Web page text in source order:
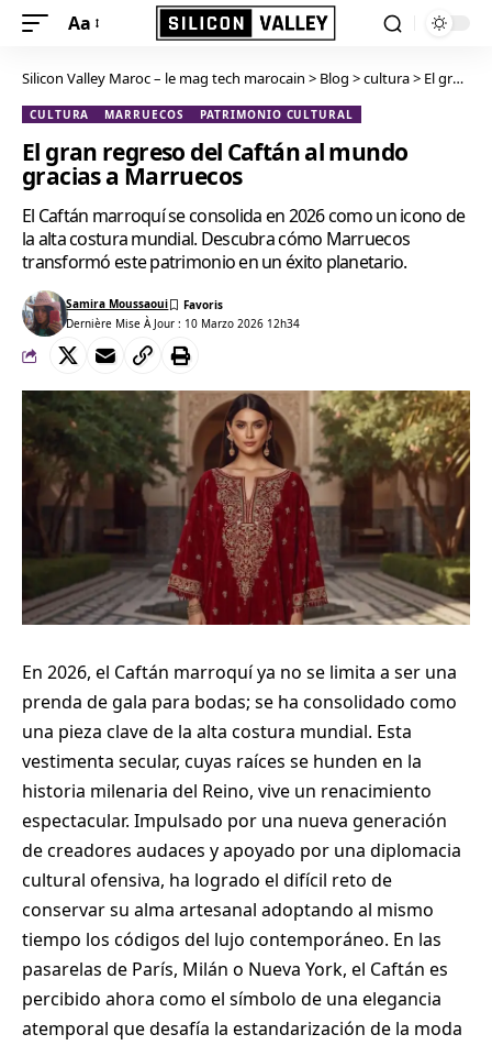
Aa
Silicon Valley Maroc – le mag tech marocain > Blog >cultura> El gran regreso del Caftán al mundo gracias a Marruecos
CULTURA MARRUECOS PATRIMONIO CULTURAL
El gran regreso del Caftán al mundo
gracias a Marruecos
El Caftán marroquí se consolida en 2026 como un icono de
la alta costura mundial. Descubra cómo Marruecos
transformó este patrimonio en un éxito planetario.
Dernière Mise À Jour : 10 Marzo 2026 12h34
Samira Moussaoui
En 2026, el Caftán marroquí ya no se limita a ser una
prenda de gala para bodas; se ha consolidado como
una pieza clave de la alta costura mundial. Esta
vestimenta secular, cuyas raíces se hunden en la
historia milenaria del Reino, vive un renacimiento
espectacular. Impulsado por una nueva generación
de creadores audaces y apoyado por una diplomacia
cultural ofensiva, ha logrado el difícil reto de
conservar su alma artesanal adoptando al mismo
tiempo los códigos del lujo contemporáneo. En las
pasarelas de París, Milán o Nueva York, el Caftán es
percibido ahora como el símbolo de una elegancia
atemporal que desafía la estandarización de la moda